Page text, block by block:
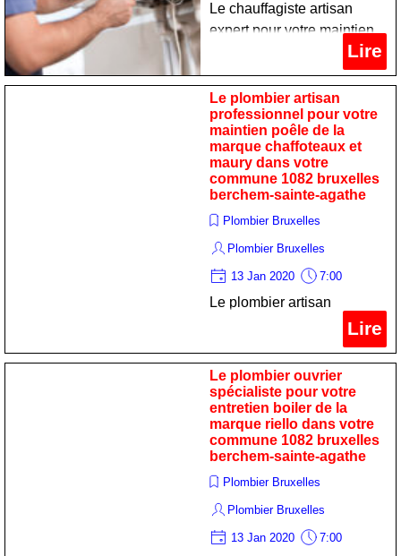
Le chauffagiste artisan
expert pour votre maintien
chauffe-bain de la marque
acv dans votre commune
1082 bruxelles berchem-
sainte-agathe
Lire
Le plombier artisan
professionnel pour votre
maintien poêle de la
marque chaffoteaux et
maury dans votre
commune 1082 bruxelles
berchem-sainte-agathe
Plombier Bruxelles
Plombier Bruxelles
13 Jan 2020 7:00
Le plombier artisan
professionnel pour votre
marque chaffoteaux et
maury dans votre commune
1082 bruxelles berchem-
sainte-agathe
Lire
Le plombier ouvrier
spécialiste pour votre
entretien boiler de la
marque riello dans votre
commune 1082 bruxelles
berchem-sainte-agathe
Plombier Bruxelles
Plombier Bruxelles
13 Jan 2020 7:00